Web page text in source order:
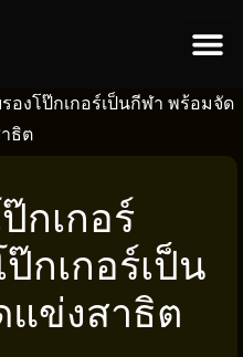
กเกอร์
กเกอร์เป็น
ข่งสาธิต